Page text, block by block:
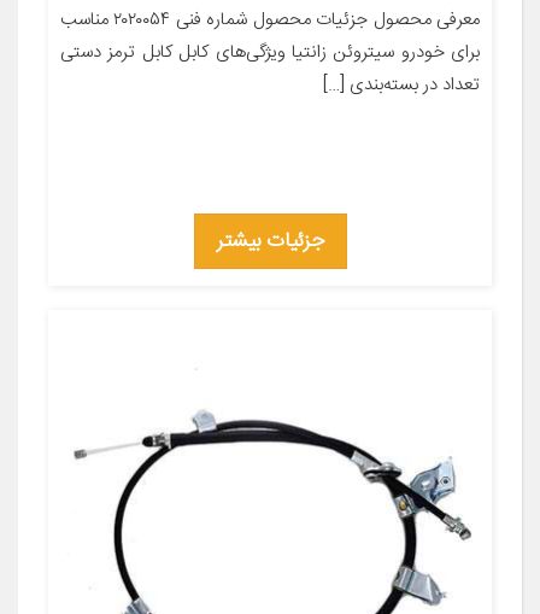
معرفی محصول جزئیات محصول شماره فنی ۲۰۲۰۰۵۴ مناسب
برای خودرو سیتروئن زانتیا ویژگی‌های کابل کابل ترمز دستی
تعداد در بسته‌بندی […]
جزئیات بیشتر